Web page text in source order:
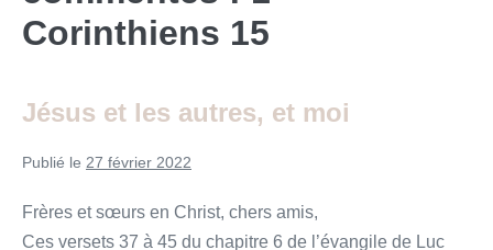
Corinthiens 15
Jésus et les autres, et moi
Publié le 27 février 2022
Frères et sœurs en Christ, chers amis,
Ces versets 37 à 45 du chapitre 6 de l’évangile de Luc